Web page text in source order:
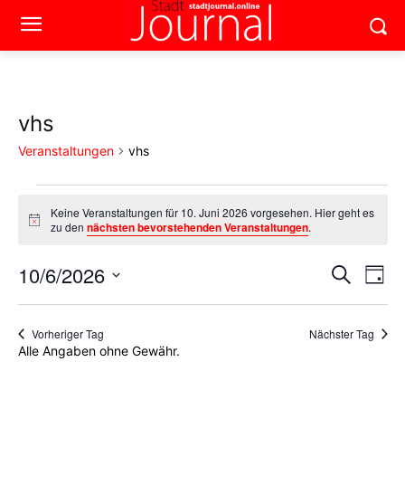
vhs
Veranstaltungen vhs
Veranstaltungen
für
10.
Juni
2026
Hinweis
Keine Veranstaltungen für 10. Juni 2026 vorgesehen. Hier geht es
zu den nächsten bevorstehenden Veranstaltungen.
Suche
und
SucheTag
10/6/2026
Vorheriger Tag
Nächster Tag
Alle Angaben ohne Gewähr.